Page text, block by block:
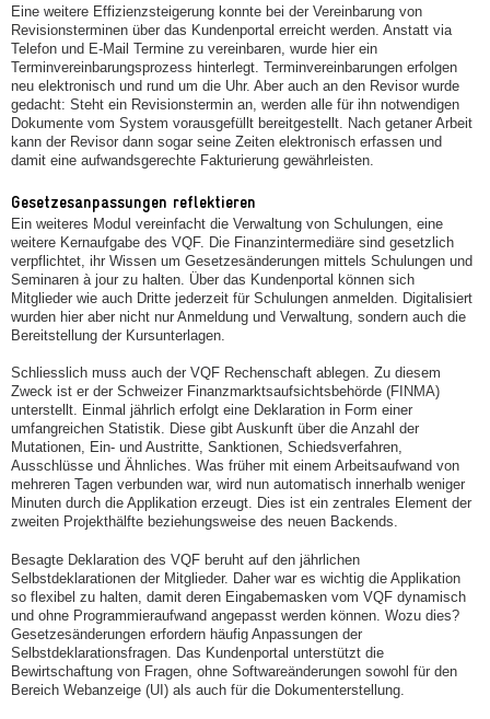
Eine weitere Effizienzsteigerung konnte bei der Vereinbarung von
Revisionsterminen über das Kundenportal erreicht werden. Anstatt via
Telefon und E-Mail Termine zu vereinbaren, wurde hier ein
Terminvereinbarungsprozess hinterlegt. Terminvereinbarungen erfolgen
neu elektronisch und rund um die Uhr. Aber auch an den Revisor wurde
gedacht: Steht ein Revisionstermin an, werden alle für ihn notwendigen
Dokumente vom System vorausgefüllt bereitgestellt. Nach getaner Arbeit
kann der Revisor dann sogar seine Zeiten elektronisch erfassen und
damit eine aufwandsgerechte Fakturierung gewährleisten.
Gesetzesanpassungen reflektieren
Ein weiteres Modul vereinfacht die Verwaltung von Schulungen, eine
weitere Kernaufgabe des VQF. Die Finanzintermediäre sind gesetzlich
verpflichtet, ihr Wissen um Gesetzesänderungen mittels Schulungen und
Seminaren à jour zu halten. Über das Kundenportal können sich
Mitglieder wie auch Dritte jederzeit für Schulungen anmelden. Digitalisiert
wurden hier aber nicht nur Anmeldung und Verwaltung, sondern auch die
Bereitstellung der Kursunterlagen.
Schliesslich muss auch der VQF Rechenschaft ablegen. Zu diesem
Zweck ist er der Schweizer Finanzmarktsaufsichtsbehörde (FINMA)
unterstellt. Einmal jährlich erfolgt eine Deklaration in Form einer
umfangreichen Statistik. Diese gibt Auskunft über die Anzahl der
Mutationen, Ein- und Austritte, Sanktionen, Schiedsverfahren,
Ausschlüsse und Ähnliches. Was früher mit einem Arbeitsaufwand von
mehreren Tagen verbunden war, wird nun automatisch innerhalb weniger
Minuten durch die Applikation erzeugt. Dies ist ein zentrales Element der
zweiten Projekthälfte beziehungsweise des neuen Backends.
Besagte Deklaration des VQF beruht auf den jährlichen
Selbstdeklarationen der Mitglieder. Daher war es wichtig die Applikation
so flexibel zu halten, damit deren Eingabemasken vom VQF dynamisch
und ohne Programmieraufwand angepasst werden können. Wozu dies?
Gesetzesänderungen erfordern häufig Anpassungen der
Selbstdeklarationsfragen. Das Kundenportal unterstützt die
Bewirtschaftung von Fragen, ohne Softwareänderungen sowohl für den
Bereich Webanzeige (UI) als auch für die Dokumenterstellung.